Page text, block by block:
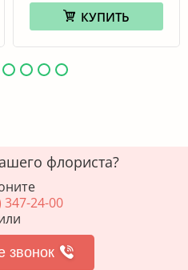
КУПИТЬ
флориста?
347-24-00
звонок